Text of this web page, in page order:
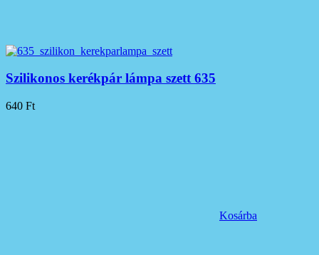
Szilikonos kerékpár lámpa szett 635
640 Ft
Kosárba